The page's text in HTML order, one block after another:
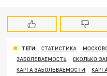
ТЕГИ: СТАТИСТИКА
ЗАБОЛЕВАЕМОСТЬ
СКОЛЬКО
КАРТА ЗАБОЛЕВАЕМОСТИ